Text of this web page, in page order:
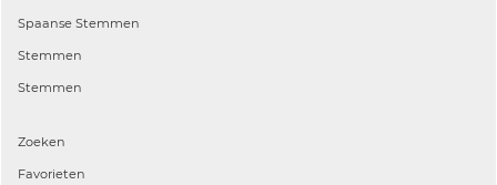
Spaanse Stemmen
Stemmen
Stemmen
Zoeken
Favorieten